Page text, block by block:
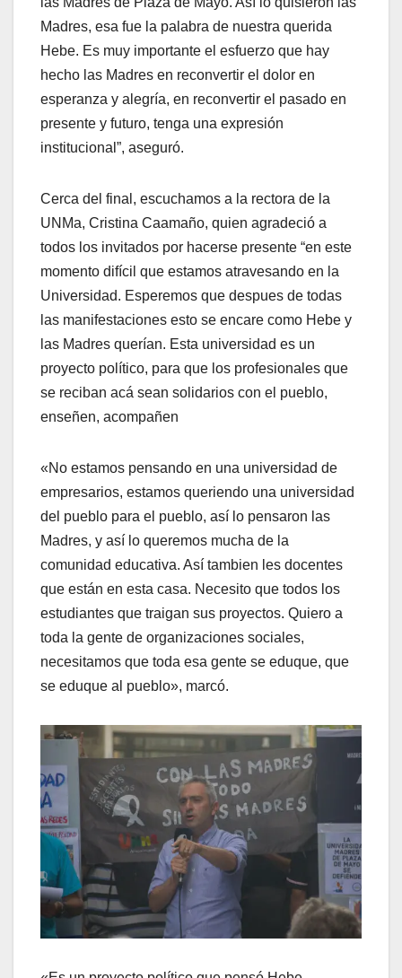
Madres, esa fue la palabra de nuestra querida
Hebe. Es muy importante el esfuerzo que hay
hecho las Madres en reconvertir el dolor en
esperanza y alegría, en reconvertir el pasado en
presente y futuro, tenga una expresión
institucional”, aseguró.
Cerca del final, escuchamos a la rectora de la
UNMa, Cristina Caamaño, quien agradeció a
todos los invitados por hacerse presente “en este
momento difícil que estamos atravesando en la
Universidad. Esperemos que despues de todas
las manifestaciones esto se encare como Hebe y
las Madres querían. Esta universidad es un
proyecto político, para que los profesionales que
se reciban acá sean solidarios con el pueblo,
enseñen, acompañen
«No estamos pensando en una universidad de
empresarios, estamos queriendo una universidad
del pueblo para el pueblo, así lo pensaron las
Madres, y así lo queremos mucha de la
comunidad educativa. Así tambien les docentes
que están en esta casa. Necesito que todos los
estudiantes que traigan sus proyectos. Quiero a
toda la gente de organizaciones sociales,
necesitamos que toda esa gente se eduque, que
se eduque al pueblo», marcó.